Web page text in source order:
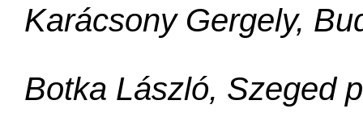
Karácsony Gergely,
Botka László, Szeged